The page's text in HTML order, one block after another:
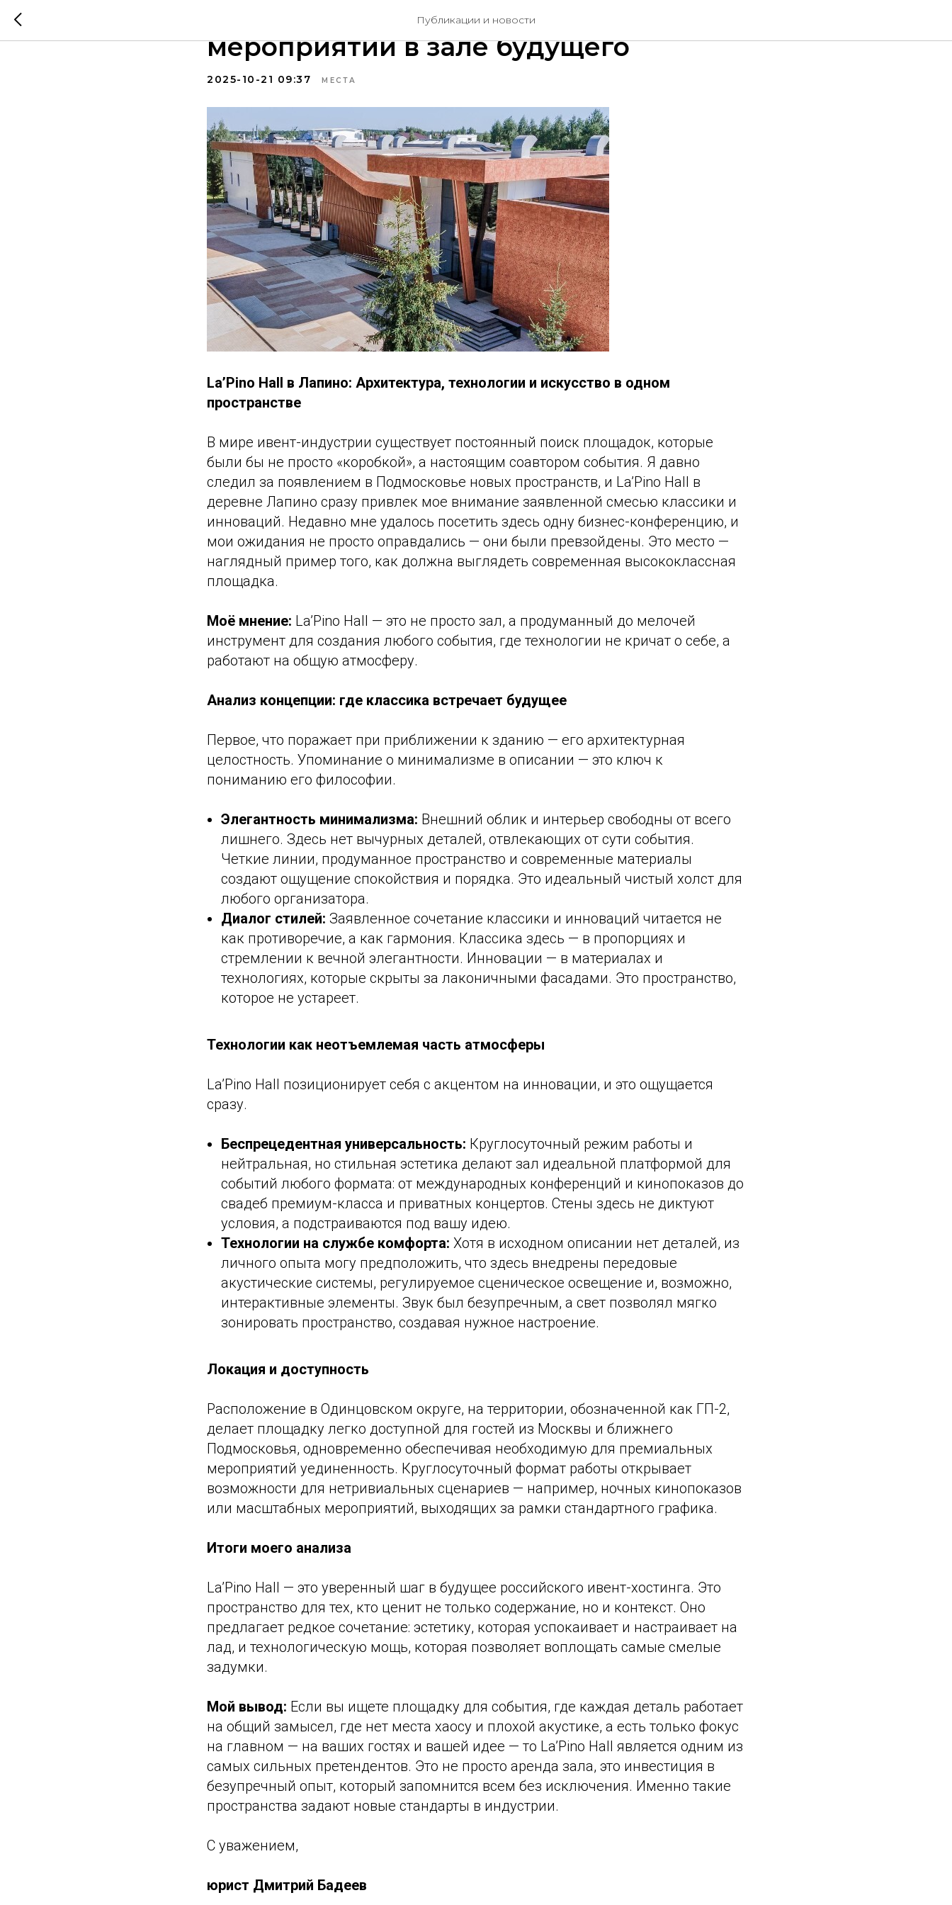
Публикации и новости
La’Pino Hall в Лапино: мой отзыв о
мероприятии в зале будущего
2025-10-21 09:37 МЕСТА
La’Pino Hall в Лапино: Архитектура, технологии и искусство в одном
пространстве
В мире ивент-индустрии существует постоянный поиск площадок, которые
были бы не просто «коробкой», а настоящим соавтором события. Я давно
следил за появлением в Подмосковье новых пространств, и La’Pino Hall в
деревне Лапино сразу привлек мое внимание заявленной смесью классики и
инноваций. Недавно мне удалось посетить здесь одну бизнес-конференцию, и
мои ожидания не просто оправдались — они были превзойдены. Это место —
наглядный пример того, как должна выглядеть современная высококлассная
площадка.
Моё мнение: La’Pino Hall — это не просто зал, а продуманный до мелочей
инструмент для создания любого события, где технологии не кричат о себе, а
работают на общую атмосферу.
Анализ концепции: где классика встречает будущее
Первое, что поражает при приближении к зданию — его архитектурная
целостность. Упоминание о минимализме в описании — это ключ к
пониманию его философии.
Элегантность минимализма: Внешний облик и интерьер свободны от всего
лишнего. Здесь нет вычурных деталей, отвлекающих от сути события.
Четкие линии, продуманное пространство и современные материалы
создают ощущение спокойствия и порядка. Это идеальный чистый холст для
любого организатора.
Диалог стилей: Заявленное сочетание классики и инноваций читается не
как противоречие, а как гармония. Классика здесь — в пропорциях и
стремлении к вечной элегантности. Инновации — в материалах и
технологиях, которые скрыты за лаконичными фасадами. Это пространство,
которое не устареет.
Технологии как неотъемлемая часть атмосферы
La’Pino Hall позиционирует себя с акцентом на инновации, и это ощущается
сразу.
Беспрецедентная универсальность: Круглосуточный режим работы и
нейтральная, но стильная эстетика делают зал идеальной платформой для
событий любого формата: от международных конференций и кинопоказов до
свадеб премиум-класса и приватных концертов. Стены здесь не диктуют
условия, а подстраиваются под вашу идею.
Технологии на службе комфорта: Хотя в исходном описании нет деталей, из
личного опыта могу предположить, что здесь внедрены передовые
акустические системы, регулируемое сценическое освещение и, возможно,
интерактивные элементы. Звук был безупречным, а свет позволял мягко
зонировать пространство, создавая нужное настроение.
Локация и доступность
Расположение в Одинцовском округе, на территории, обозначенной как ГП-2,
делает площадку легко доступной для гостей из Москвы и ближнего
Подмосковья, одновременно обеспечивая необходимую для премиальных
мероприятий уединенность. Круглосуточный формат работы открывает
возможности для нетривиальных сценариев — например, ночных кинопоказов
или масштабных мероприятий, выходящих за рамки стандартного графика.
Итоги моего анализа
La’Pino Hall — это уверенный шаг в будущее российского ивент-хостинга. Это
пространство для тех, кто ценит не только содержание, но и контекст. Оно
предлагает редкое сочетание: эстетику, которая успокаивает и настраивает на
лад, и технологическую мощь, которая позволяет воплощать самые смелые
задумки.
Мой вывод: Если вы ищете площадку для события, где каждая деталь работает
на общий замысел, где нет места хаосу и плохой акустике, а есть только фокус
на главном — на ваших гостях и вашей идее — то La’Pino Hall является одним из
самых сильных претендентов. Это не просто аренда зала, это инвестиция в
безупречный опыт, который запомнится всем без исключения. Именно такие
пространства задают новые стандарты в индустрии.
С уважением,
юрист Дмитрий Бадеев